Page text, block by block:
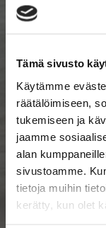
Tämä sivusto
Käytämme
räätälöimiseen,
tukemiseen ja
jaamme
alan
sivustoamme.
tietoja muihin
kerätty, kun olet